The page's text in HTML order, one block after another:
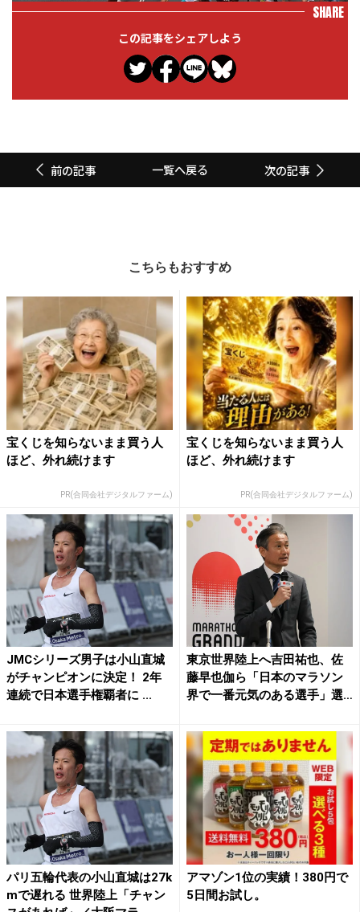
SHARE
この記事をシェアしよう
前の記事 一覧へ戻る 次の記事
こちらもおすすめ
宝くじを知らないまま買う人
ほど、外れ続けます
PR(合同会社デジタルファーム)
宝くじを知らないまま買う人
ほど、外れ続けます
PR(合同会社デジタルファーム)
JMCシリーズ男子は小山直城
がチャンピオンに決定！ 2年
連続で日本選手権覇者に ...
東京世界陸上へ吉田祐也、佐
藤早也伽ら「日本のマラソン
界で一番元気のある選手」選
パリ五輪代表の小山直城は27k
mで遅れる 世界陸上「チャン
アマゾン1位の実績！380円で
5日間お試し。